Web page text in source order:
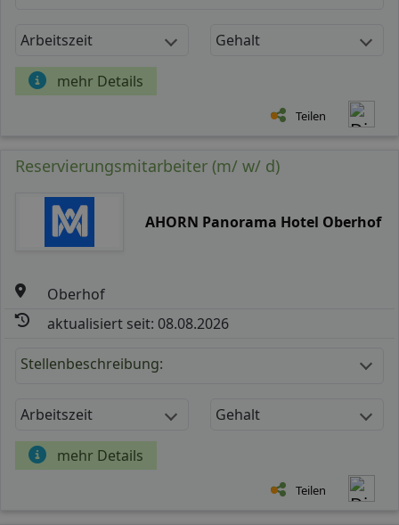
Arbeitszeit Gehalt
mehr Details
Teilen
Reservierungsmitarbeiter (m/ w/ d)
AHORN Panorama Hotel Oberhof
Oberhof
aktualisiert seit: 08.08.2026
Stellenbeschreibung:
Arbeitszeit Gehalt
mehr Details
Teilen